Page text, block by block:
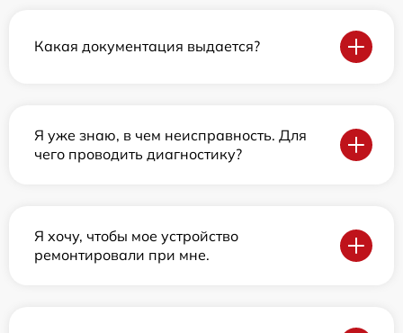
Какая документация выдается?
Я уже знаю, в чем неисправность. Для
чего проводить диагностику?
Я хочу, чтобы мое устройство
ремонтировали при мне.